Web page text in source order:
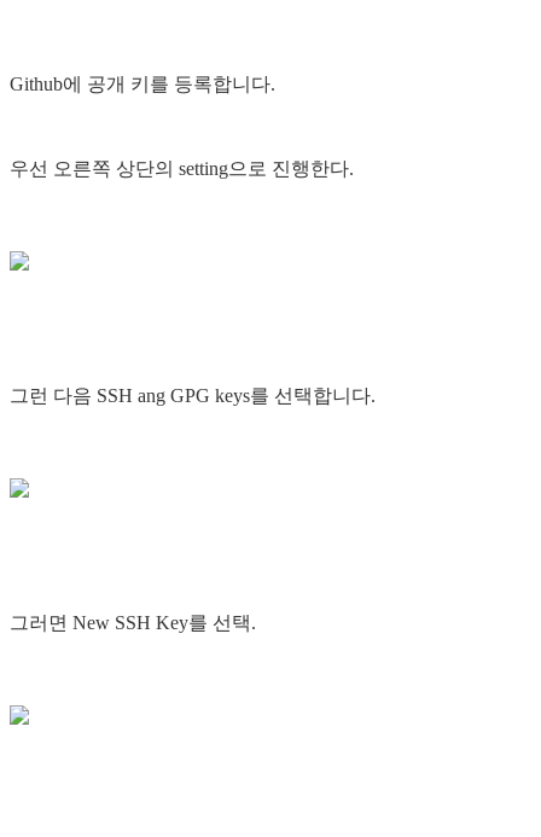
Github에 공개 키를 등록합니다.
우선 오른쪽 상단의 setting으로 진행한다.
그런 다음 SSH ang GPG keys를 선택합니다.
그러면 New SSH Key를 선택.